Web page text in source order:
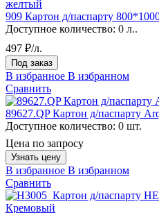
909 Картон д/паспарту
Доступное количество: 0 л..
497 ₽/л.
Под заказ
В избранное В избранном
Сравнить
89627.QP Картон д/паспарту
Доступное количество: 0 шт.
Цена по запросу
Узнать цену
В избранное В избранном
Сравнить